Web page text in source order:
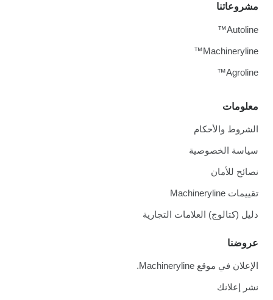
معلومات
الشروط والأحكام
سياسة الخصوصية
نصائح للأمان
تقييمات Machineryline
دليل (كتالوج) العلامات التجارية
عروضنا
الإعلان في موقع Machineryline.
نشر إعلانك
مشروعاتنا
Autoline™
Machineryline™
Agroline™